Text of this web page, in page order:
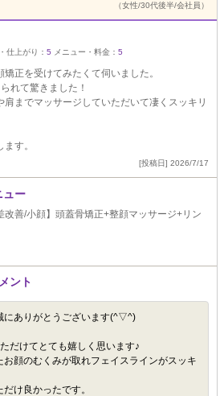
（女性/30代後半/会社員）
仕上がり： 5 メニュー・料金： 5
正を受けてみたくて伺いました。
れて驚きました！
までマッサージしていただいて凄くスッキリ
す。
[投稿日] 2026/7/17
ュー
改善/小顔】頭蓋骨矯正+整顔マッサージ+リン
ント
にありがとうございます(^▽^)
だけてとても嬉しく思います♪
顔のむくみが取れフェイスラインがスッキ
け良かったです。